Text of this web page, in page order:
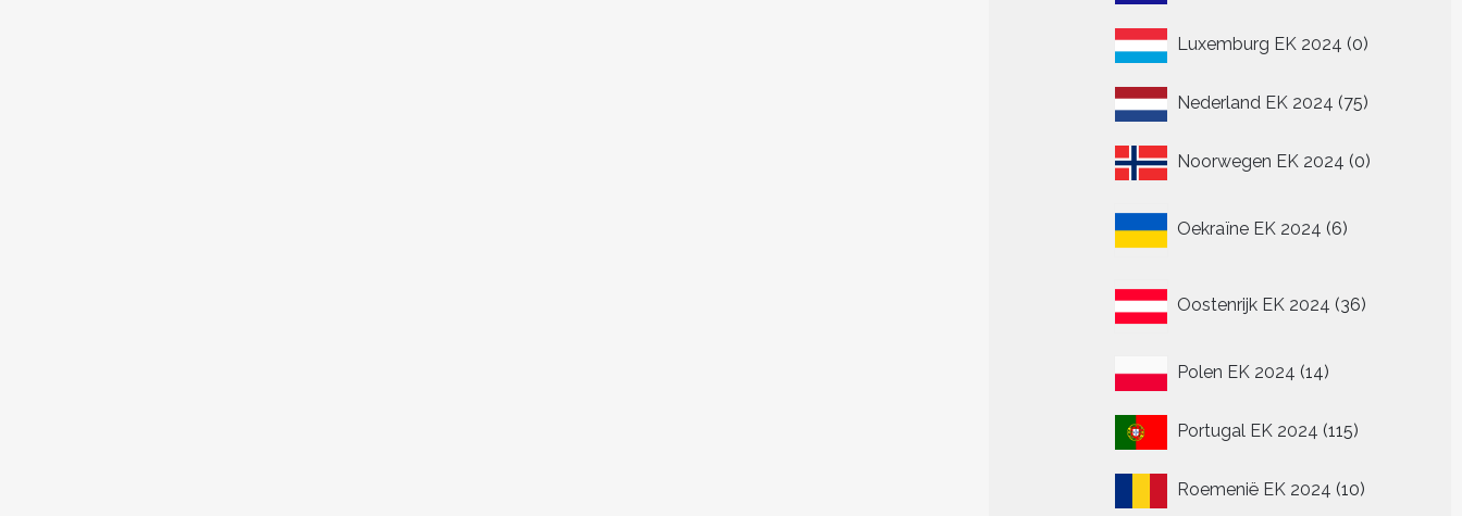
Luxemburg EK 2024 00
Nederland EK 2024 7575
Noorwegen EK 2024 00
Oekraïne EK 2024 6
producten
Oostenrijk EK 2024 36
producten
Polen EK 2024 1414
Portugal EK 2024 115115
Roemenië EK 2024 1010